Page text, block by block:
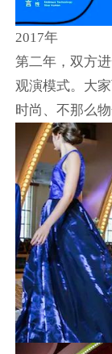
2017年
第二年，双方
观演模式。大
时尚、不那么